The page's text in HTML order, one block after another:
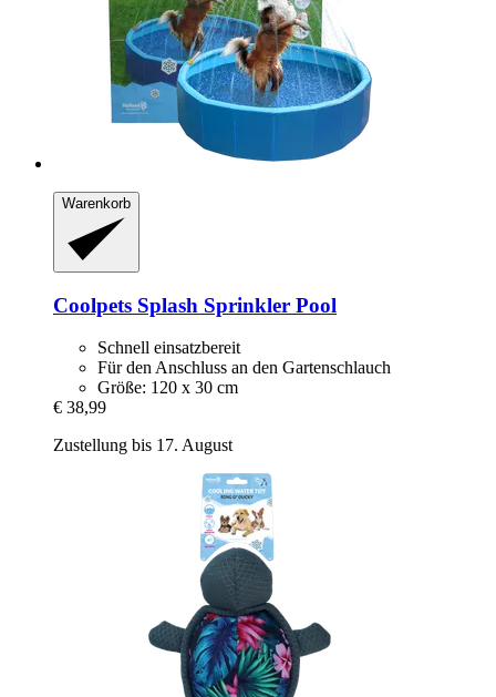
Warenkorb
Coolpets Splash Sprinkler Pool
Schnell einsatzbereit
Für den Anschluss an den Gartenschlauch
Größe: 120 x 30 cm
€ 38,99
Zustellung bis 17. August